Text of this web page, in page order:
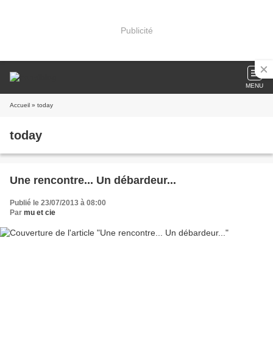
Publicité
MENU
Accueil » today
today
Une rencontre... Un débardeur...
Publié le 23/07/2013 à 08:00
Par mu et cie